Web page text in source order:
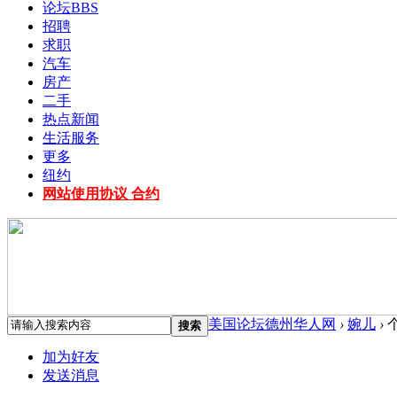
论坛BBS
招聘
求职
汽车
房产
二手
热点新闻
生活服务
更多
纽约
网站使用协议 合约
搜索 美国论坛德州华人网 › 婉儿 ›
加为好友
发送消息